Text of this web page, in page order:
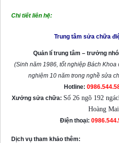
Chi tiết liên hệ:
Trung tâm sửa chữa
Quản lí trung tâm – trưởng
(Sinh năm 1986, tốt nghiệp Bách
nghiệm 10 năm trong nghề sửa
Hotline:
Xưởng sửa chữa: Số 26 ngõ 192
Hoàng
Điện thoại:
Dịch vụ tham khảo thêm: